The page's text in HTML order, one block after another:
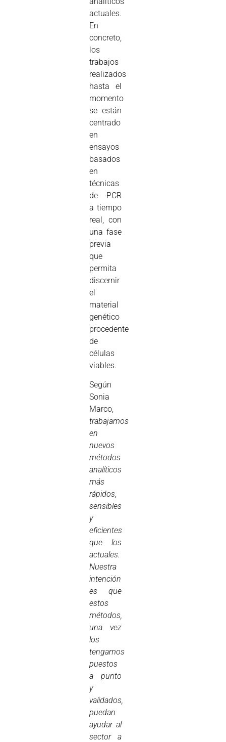
actuales.
En
concreto,
los
trabajos
realizados
hasta el
momento
se están
centrado
en
ensayos
basados
en
técnicas
de PCR
a tiempo
real, con
una fase
previa
que
permita
discernir
el
material
genético
procedente
de
células
viables.
Según
Sonia
Marco,
trabajamos
en
nuevos
métodos
analíticos
más
rápidos,
sensibles
y
eficientes
que los
actuales.
Nuestra
intención
es que
estos
métodos,
una vez
los
tengamos
puestos
a punto
y
validados,
puedan
ayudar al
sector a